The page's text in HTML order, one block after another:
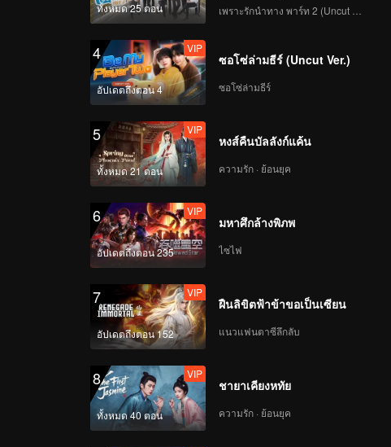
ทั้งหมด 25 ตอน
4
อัปเดตถึงตอน 4
VIP
ซอโซ่ล่ามธีร์ (Uncut Ver.)
ซอโซ่ล่ามธีร์
5
ทั้งหมด 21 ตอน
VIP
หงส์คืนบัลลังก์แค้น
ความรัก · ย้อนยุค
6
อัปเดตถึงตอน 235
VIP
มหาศึกล้างพิภพ
ไซไฟ
7
อัปเดตถึงตอน 152
VIP
ฝืนลิขิตฟ้าข้าขอเป็นเซียน
แนวแฟนตาซีลึกลับ
8
ทั้งหมด 40 ตอน
VIP
ชายาเคียงหทัย
ความรัก · ย้อนยุค